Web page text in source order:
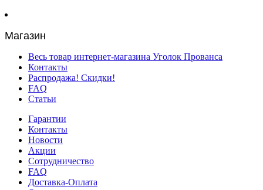
Магазин
Весь товар интернет-магазина Уголок Прованса
Контакты
Распродажа! Скидки!
FAQ
Статьи
Гарантии
Контакты
Новости
Акции
Сотрудничество
FAQ
Доставка-Оплата